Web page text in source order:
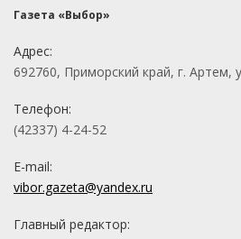
Газета «Выбор»
Адрес:
692760, Приморский край, г. Артем,
Телефон:
(42337) 4-24-52
E-mail:
vibor.gazeta@yandex.ru
Главный редактор: